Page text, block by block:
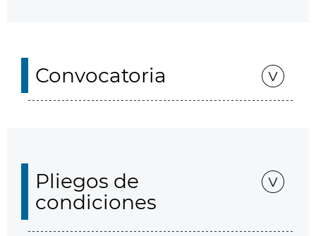
Convocatoria
Pliegos de
condiciones